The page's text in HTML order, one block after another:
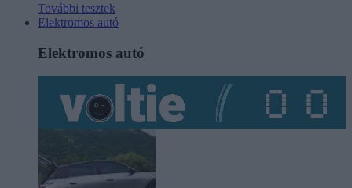
További tesztek
Elektromos autó
Elektromos autó